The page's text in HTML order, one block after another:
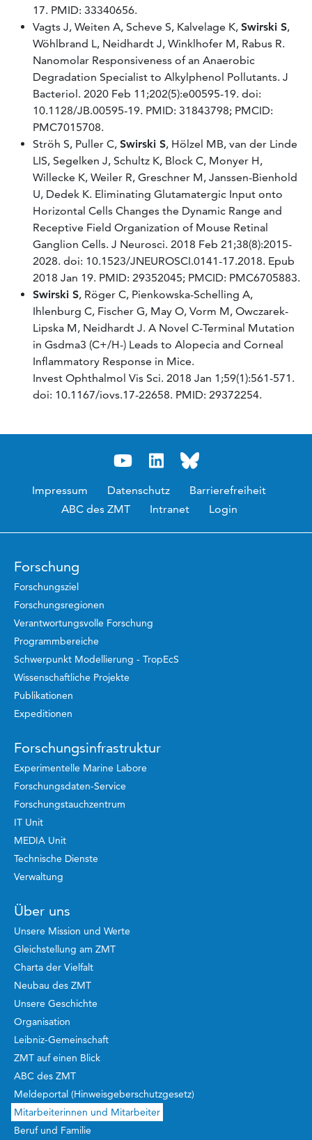
17. PMID: 33340656.
Vagts J, Weiten A, Scheve S, Kalvelage K, Swirski S,
Wöhlbrand L, Neidhardt J, Winklhofer M, Rabus R.
Nanomolar Responsiveness of an Anaerobic
Degradation Specialist to Alkylphenol Pollutants. J
Bacteriol. 2020 Feb 11;202(5):e00595-19. doi:
10.1128/JB.00595-19. PMID: 31843798; PMCID:
PMC7015708.
Ströh S, Puller C, Swirski S, Hölzel MB, van der Linde
LIS, Segelken J, Schultz K, Block C, Monyer H,
Willecke K, Weiler R, Greschner M, Janssen-Bienhold
U, Dedek K. Eliminating Glutamatergic Input onto
Horizontal Cells Changes the Dynamic Range and
Receptive Field Organization of Mouse Retinal
Ganglion Cells. J Neurosci. 2018 Feb 21;38(8):2015-
2028. doi: 10.1523/JNEUROSCI.0141-17.2018. Epub
2018 Jan 19. PMID: 29352045; PMCID: PMC6705883.
Swirski S, Röger C, Pienkowska-Schelling A,
Ihlenburg C, Fischer G, May O, Vorm M, Owczarek-
Lipska M, Neidhardt J. A Novel C-Terminal Mutation
in Gsdma3 (C+/H-) Leads to Alopecia and Corneal
Inflammatory Response in Mice.
Invest Ophthalmol Vis Sci. 2018 Jan 1;59(1):561-571.
doi: 10.1167/iovs.17-22658. PMID: 29372254.
Impressum Datenschutz
Barrierefreiheit
ABC des ZMT
Intranet Login
Forschung
Forschungsziel
Forschungsregionen
Verantwortungsvolle Forschung
Programmbereiche
Schwerpunkt Modellierung - TropEcS
Wissenschaftliche Projekte
Publikationen
Expeditionen
Forschungsinfrastruktur
Experimentelle Marine Labore
Forschungsdaten-Service
Forschungstauchzentrum
IT Unit
MEDIA Unit
Technische Dienste
Verwaltung
Über uns
Unsere Mission und Werte
Gleichstellung am ZMT
Charta der Vielfalt
Neubau des ZMT
Unsere Geschichte
Organisation
Leibniz-Gemeinschaft
ZMT auf einen Blick
ABC des ZMT
Meldeportal (Hinweisgeberschutzgesetz)
Mitarbeiterinnen und Mitarbeiter
Beruf und Familie